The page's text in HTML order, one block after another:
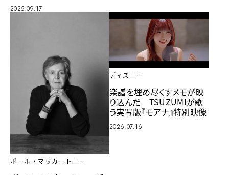
2025.09.17
ポール・マッカートニー
ディズニー
楽譜を埋め尽くすメモが映
り込んだ TSUZUMIが歌
う実写版『モアナ』特別映像
2026.07.16